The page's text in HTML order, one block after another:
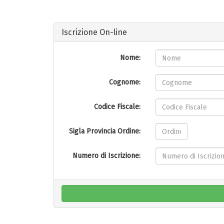
Iscrizione On-line
Nome:
Cognome:
Codice Fiscale:
Sigla Provincia Ordine:
Numero di Iscrizione: